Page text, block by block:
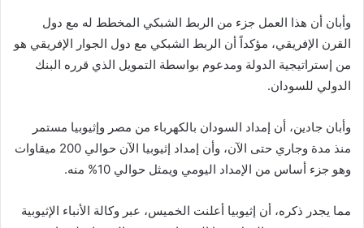
وأبان أن هذا العمل جزء من الربط الشبكي المخطط له مع دول
القرن الإفريقي، مؤكداً أن الربط الشبكي مع دول الجوار الإفريقي هو
من إستراتيجية الدولة ومدعوم بواسطة التمويل الذي قرره البنك
الدولي للسودان.
وأبان جادين، أن إمداد السودان بالكهرباء من مصر وإثيوبيا مستمر
منذ مدة وجاري حتى الآن، وأن إمداد إثيوبيا الآن حوالي 200 ميقاوات
وهو جزء أساس من الإمداد اليومي ويمثل حوالي 10% منه.
مما يجدر ذكره، أن إثيوبيا أعلنت الخميس، عبر وكالة الأنباء الإثيوبية